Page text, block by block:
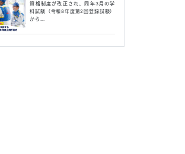
資格制度が改正され、同年3月の学
科試験（令和8年度第2回登録試験）
から...